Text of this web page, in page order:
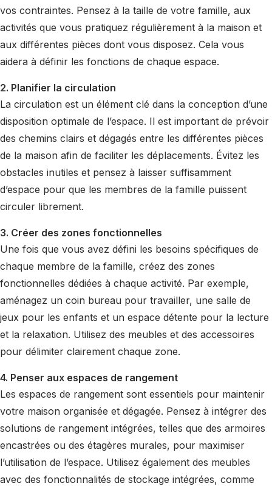
vos contraintes. Pensez à la taille de votre famille, aux
activités que vous pratiquez régulièrement à la maison et
aux différentes pièces dont vous disposez. Cela vous
aidera à définir les fonctions de chaque espace.
2. Planifier la circulation
La circulation est un élément clé dans la conception d’une
disposition optimale de l’espace. Il est important de prévoir
des chemins clairs et dégagés entre les différentes pièces
de la maison afin de faciliter les déplacements. Évitez les
obstacles inutiles et pensez à laisser suffisamment
d’espace pour que les membres de la famille puissent
circuler librement.
3. Créer des zones fonctionnelles
Une fois que vous avez défini les besoins spécifiques de
chaque membre de la famille, créez des zones
fonctionnelles dédiées à chaque activité. Par exemple,
aménagez un coin bureau pour travailler, une salle de
jeux pour les enfants et un espace détente pour la lecture
et la relaxation. Utilisez des meubles et des accessoires
pour délimiter clairement chaque zone.
4. Penser aux espaces de rangement
Les espaces de rangement sont essentiels pour maintenir
votre maison organisée et dégagée. Pensez à intégrer des
solutions de rangement intégrées, telles que des armoires
encastrées ou des étagères murales, pour maximiser
l’utilisation de l’espace. Utilisez également des meubles
avec des fonctionnalités de stockage intégrées, comme